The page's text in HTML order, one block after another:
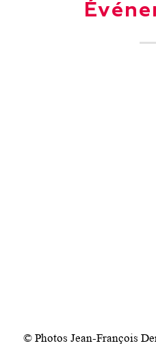
© Photos Jean-François